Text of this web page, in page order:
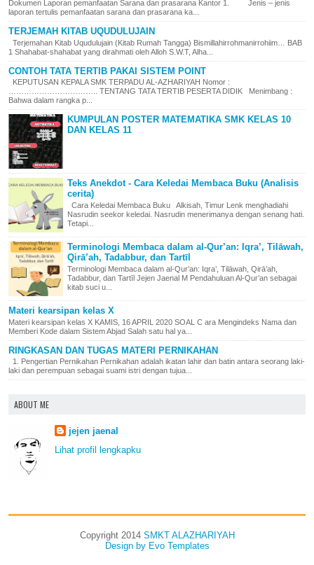
Dokumen Laporan pemanfaatan Sarana dan prasarana Kantor 1. Jenis – jenis
laporan tertulis pemanfaatan sarana dan prasarana ka...
TERJEMAH KITAB UQUDULUJAIN
Terjemahan Kitab Uqudulujain (Kitab Rumah Tangga) Bismillahirrohmanirrohiim… BAB
1 Shahabat-shahabat yang dirahmati oleh Alloh S.W.T, Alha...
CONTOH TATA TERTIB PAKAI SISTEM POINT
KEPUTUSAN KEPALA SMK TERPADU AL-AZHARIYAH Nomor :
…………………………….. TENTANG TATA TERTIB PESERTA DIDIK Menimbang :
Bahwa dalam rangka p...
KUMPULAN POSTER MATEMATIKA SMK KELAS 10
DAN KELAS 11
Teks Anekdot - Cara Keledai Membaca Buku (Analisis
cerita)
Cara Keledai Membaca Buku Alkisah, Timur Lenk menghadiahi
Nasrudin seekor keledai. Nasrudin menerimanya dengan senang hati.
Tetapi...
Terminologi Membaca dalam al-Qur’an: Iqra’, Tilāwah,
Qirā’ah, Tadabbur, dan Tartīl
Terminologi Membaca dalam al-Qur’an: Iqra’, Tilāwah, Qirā’ah,
Tadabbur, dan Tartīl Jejen Jaenal M Pendahuluan Al-Qur’an sebagai
kitab suci u...
Materi kearsipan kelas X
Materi kearsipan kelas X KAMIS, 16 APRIL 2020 SOAL C ara Mengindeks Nama dan
Memberi Kode dalam Sistem Abjad Salah satu hal ya...
RINGKASAN DAN TUGAS MATERI PERNIKAHAN
1. Pengertian Pernikahan Pernikahan adalah ikatan lahir dan batin antara seorang laki-
laki dan perempuan sebagai suami istri dengan tujua...
ABOUT ME
jejen jaenal
Lihat profil lengkapku
Copyright 2014 SMKT ALAZHARIYAH
Design by Evo Templates